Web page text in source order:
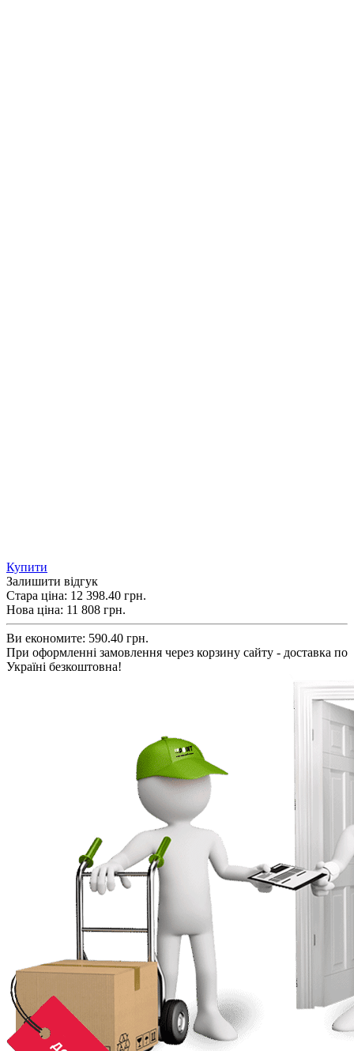
Купити
Залишити відгук
Стара ціна: 12 398.40 грн.
Нова ціна: 11 808 грн.
Ви економите: 590.40 грн.
При оформленні замовлення через корзину сайту - доставка по
Україні безкоштовна!